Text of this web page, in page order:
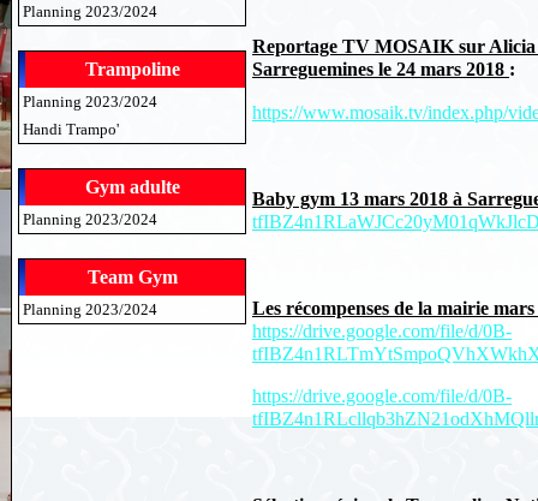
Planning 2023/2024
Trampoline
Planning 2023/2024
Handi Trampo'
Gym adulte
Planning 2023/2024
Team Gym
Planning 2023/2024
Reportage TV MOSAIK sur
Sarreguemines le 24 mars 2018 :
https://www.mosaik.tv/index.php/
Baby gym 13 mars 2018 à
Les récompenses de la mairie
https://drive.google.com/file/d/0B-
https://drive.google.com/file/d/0B-